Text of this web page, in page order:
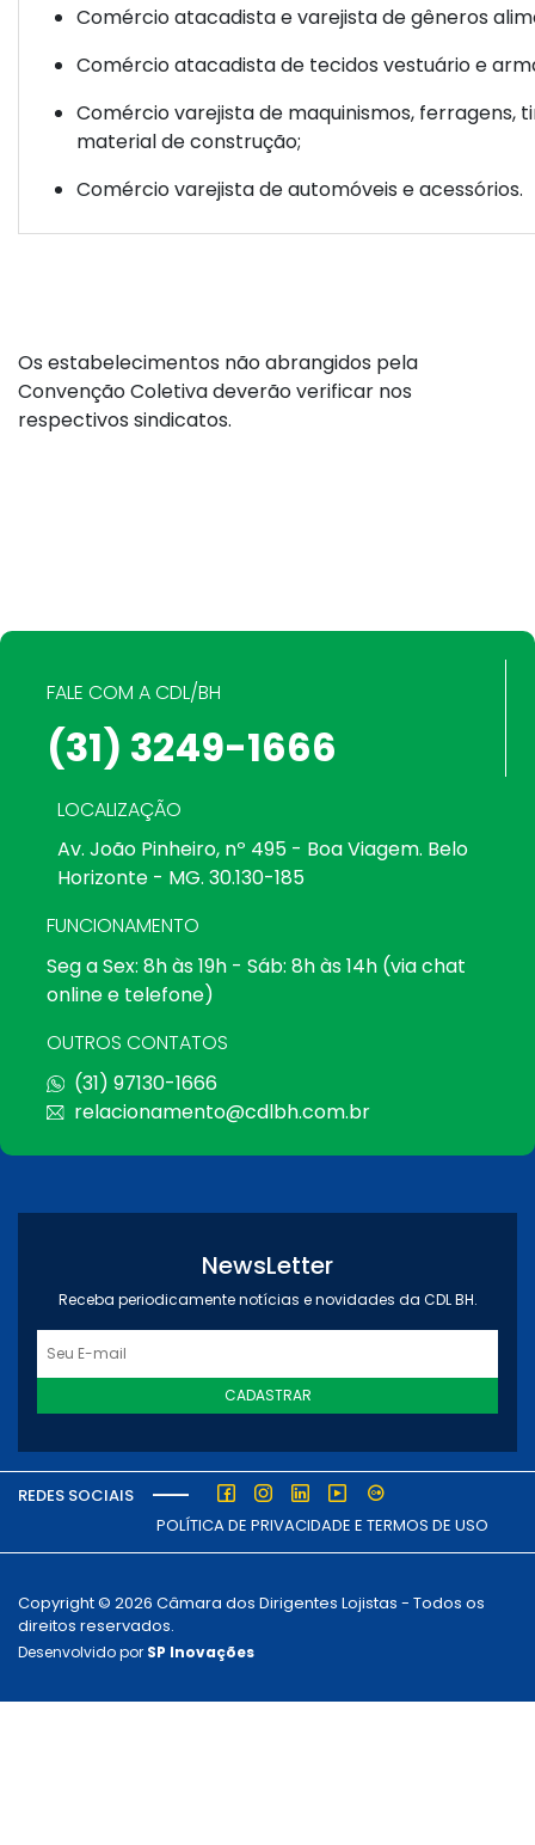
Comércio atacadista e varejista de gêneros
Comércio atacadista de tecidos vestuário e
Comércio varejista de maquinismos, ferragens,
material de construção;
Comércio varejista de automóveis e acessórios.
Os estabelecimentos não abrangidos pela
Convenção Coletiva deverão verificar nos
respectivos sindicatos.
FALE COM A CDL/BH
(31) 3249-1666
LOCALIZAÇÃO
Av. João Pinheiro, nº 495 - Boa Viagem. Belo
Horizonte - MG. 30.130-185
FUNCIONAMENTO
Seg a Sex: 8h às 19h - Sáb: 8h às 14h (via chat
online e telefone)
OUTROS CONTATOS
(31) 97130-1666
relacionamento@cdlbh.com.br
NewsLetter
Receba periodicamente notícias e novidades da CDL BH.
CADASTRAR
REDES SOCIAIS
POLÍTICA DE PRIVACIDADE E TERMOS DE USO
Copyright © 2026 Câmara dos Dirigentes Lojistas - Todos os
direitos reservados.
Desenvolvido por SP Inovações